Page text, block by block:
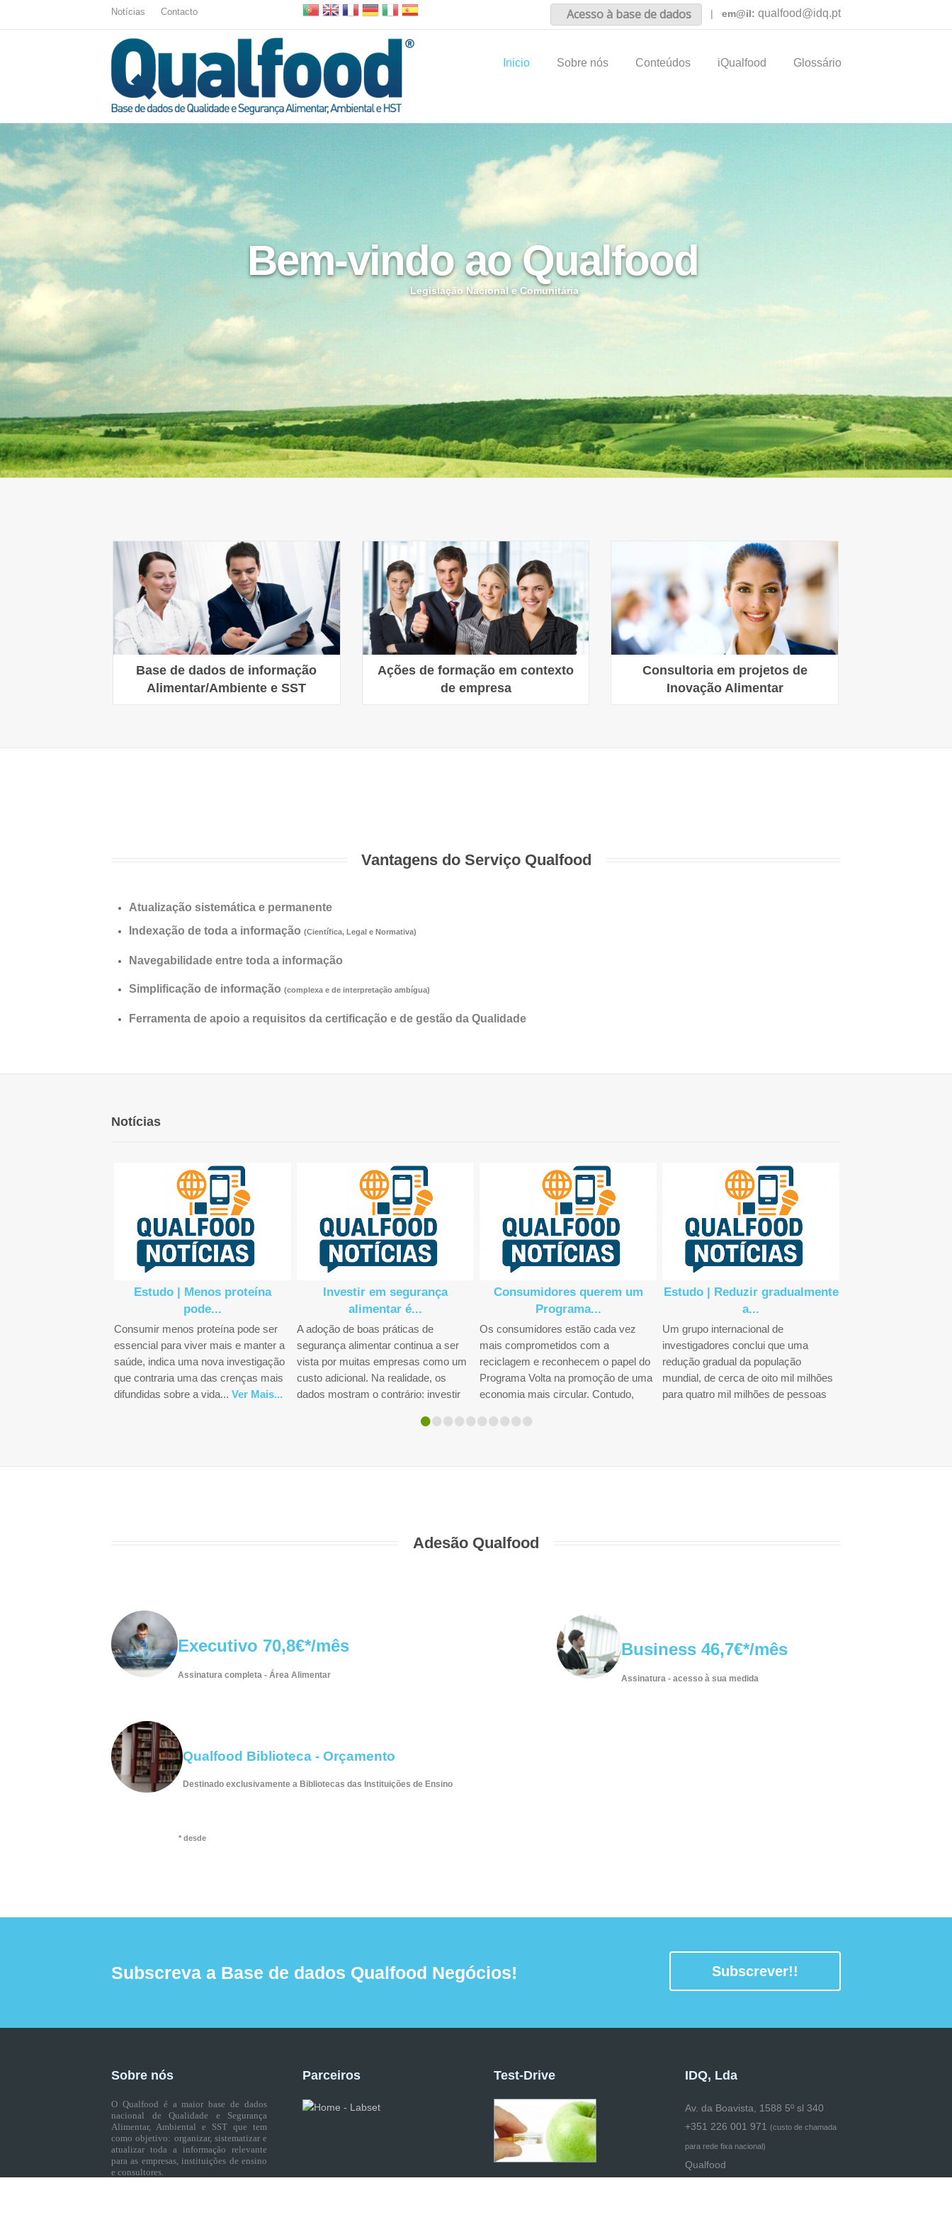
Notícias Contacto Acesso à base de dados | em@il: qualfood@idq.pt
Inicio Sobre nós Conteúdos iQualfood Glossário
Base de dados de informação
Alimentar/Ambiente e SST
Ações de formação em contexto
de empresa
Consultoria em projetos de
Inovação Alimentar
Vantagens do Serviço Qualfood
Atualização sistemática e permanente
Indexação de toda a informação (Científica, Legal e Normativa)
Navegabilidade entre toda a informação
Simplificação de informação (complexa e de interpretação ambígua)
Ferramenta de apoio a requisitos da certificação e de gestão da Qualidade
Notícias
Estudo | Menos proteína
pode...
Consumir menos proteína pode ser
essencial para viver mais e manter a
saúde, indica uma nova investigação
que contraria uma das crenças mais
difundidas sobre a vida... Ver Mais...
Investir em segurança
alimentar é...
A adoção de boas práticas de
segurança alimentar continua a ser
vista por muitas empresas como um
custo adicional. Na realidade, os
dados mostram o contrário: investir
Consumidores querem um
Programa...
Os consumidores estão cada vez
mais comprometidos com a
reciclagem e reconhecem o papel do
Programa Volta na promoção de uma
economia mais circular. Contudo,
Estudo | Reduzir gradualmente
a...
Um grupo internacional de
investigadores conclui que uma
redução gradual da população
mundial, de cerca de oito mil milhões
para quatro mil milhões de pessoas
••••••••••
Adesão Qualfood
Executivo 70,8€*/mês
Assinatura completa - Área Alimentar
Qualfood Biblioteca - Orçamento
Destinado exclusivamente a Bibliotecas das Instituições de Ensino
* desde
Business 46,7€*/mês
Assinatura - acesso à sua medida
Subscreva a Base de dados Qualfood Negócios! Subscrever!!
Sobre nós
O Qualfood é a maior base de dados
nacional de Qualidade e Segurança
Alimentar, Ambiental e SST que tem
como objetivo: organizar, sistematizar e
atualizar toda a informação relevante
para as empresas, instituições de ensino
e consultores.
Parceiros Test-Drive
Experimente grátis :)
IDQ, Lda
Av. da Boavista, 1588 5º sl 340
+351 226 001 971 (custo de chamada
para rede fixa nacional)
Qualfood